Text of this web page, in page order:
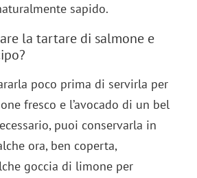
sapido.
la tartare di salmone e
poco prima di servirla per
fresco e l’avocado di un bel
puoi conservarla in
ora, ben coperta,
goccia di limone per